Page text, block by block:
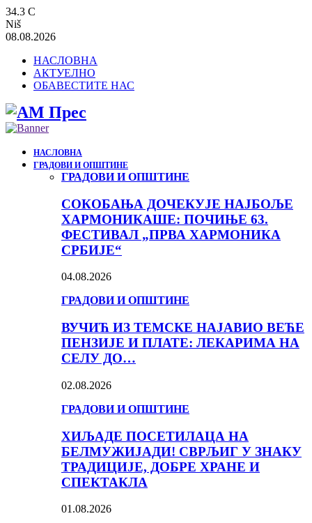
34.3 C
Niš
08.08.2026
НАСЛОВНА
АКТУЕЛНО
ОБАВЕСТИТЕ НАС
НАСЛОВНА
ГРАДОВИ И ОПШТИНЕ
ГРАДОВИ И ОПШТИНЕ
СОКОБАЊА ДОЧЕКУЈЕ НАЈБОЉЕ
ХАРМОНИКАШЕ: ПОЧИЊЕ 63.
ФЕСТИВАЛ „ПРВА ХАРМОНИКА
СРБИЈЕ“
04.08.2026
ГРАДОВИ И ОПШТИНЕ
ВУЧИЋ ИЗ ТЕМСКЕ НАЈАВИО ВЕЋЕ
ПЕНЗИЈЕ И ПЛАТЕ: ЛЕКАРИМА НА
СЕЛУ ДО…
02.08.2026
ГРАДОВИ И ОПШТИНЕ
ХИЉАДЕ ПОСЕТИЛАЦА НА
БЕЛМУЖИЈАДИ! СВРЉИГ У ЗНАКУ
ТРАДИЦИЈЕ, ДОБРЕ ХРАНЕ И
СПЕКТАКЛА
01.08.2026